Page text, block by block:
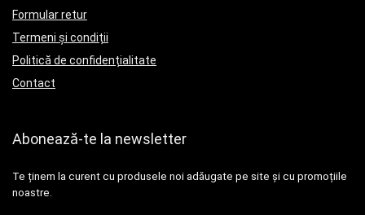
Formular retur
Termeni și condiții
Politică de confidențialitate
Contact
Abonează-te la newsletter
Te ținem la curent cu produsele noi adăugate pe site și cu promoțiile
noastre.